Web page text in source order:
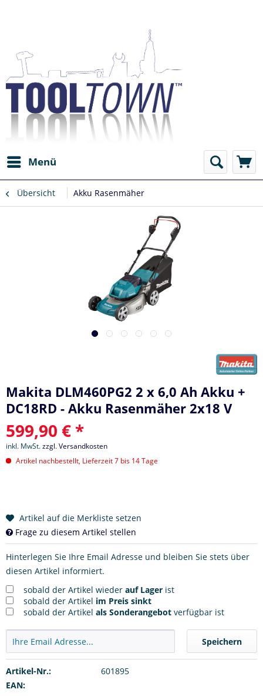
Menü
Übersicht Akku Rasenmäher
Makita DLM460PG2 2 x 6,0 Ah Akku +
DC18RD - Akku Rasenmäher 2x18 V
599,90 € *
inkl. MwSt.zzgl. Versandkosten
Artikel nachbestellt, Lieferzeit 7 bis 14 Tage
Artikel auf die Merkliste setzen
Frage zu diesem Artikel stellen
Hinterlegen Sie Ihre Email Adresse und bleiben Sie stets über
diesen Artikel informiert.
sobald der Artikel wieder auf Lager ist
sobald der Artikel im Preis sinkt
sobald der Artikel als Sonderangebot verfügbar ist
Speichern
Artikel-Nr.:
601895
EAN: